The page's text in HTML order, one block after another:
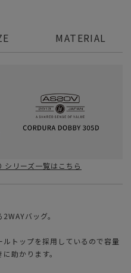
シリーズ一覧はこちら
バッグ。
ルトップを採用しているので容量
助かります。
MATERIAL